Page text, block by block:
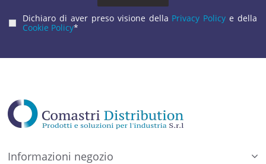
Dichiaro di aver preso visione della Privacy Policy e della
Cookie Policy*
Informazioni negozio